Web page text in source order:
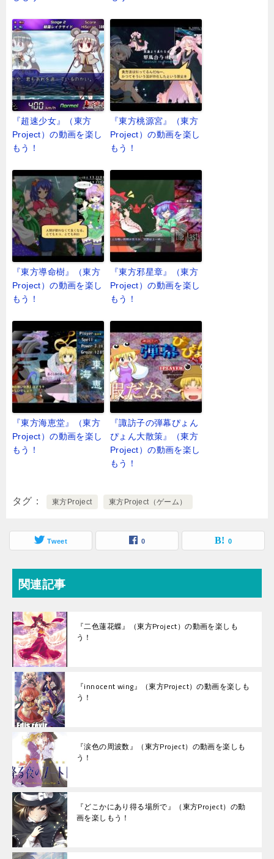
『超速少女』（東方
Project）の動画を楽し
もう！
『東方桃源宮』（東方
Project）の動画を楽し
もう！
『東方導命樹』（東方
Project）の動画を楽し
もう！
『東方邪星章』（東方
Project）の動画を楽し
もう！
『東方海恵堂』（東方
Project）の動画を楽し
もう！
『諏訪子の弾幕ぴょん
ぴょん大散策』（東方
Project）の動画を楽し
もう！
タグ 東方Project 東方Project（ゲーム）
Tweet 0 0
関連記事
『二色蓮花蝶』（東方Project）の動画を楽しも
う！
『innocent wing』（東方Project）の動画を楽しも
う！
『涙色の周波数』（東方Project）の動画を楽しも
う！
『どこかにあり得る場所で』（東方Project）の動
画を楽しもう！